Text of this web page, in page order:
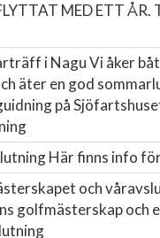
MED ETT ÅR.
i NaguVi åker
äter en god
på
Här finns info
och
golfmästerskap och